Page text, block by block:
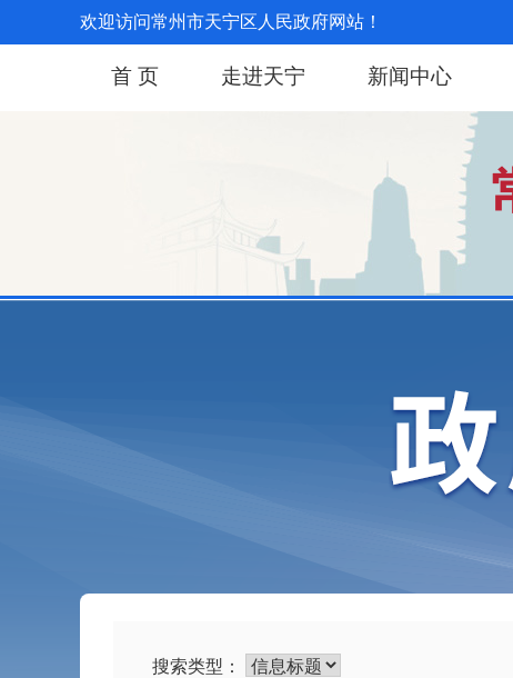
欢迎访问常州市天宁区人民政府网站！
首 页 走进天宁 新闻中心
搜索类型：